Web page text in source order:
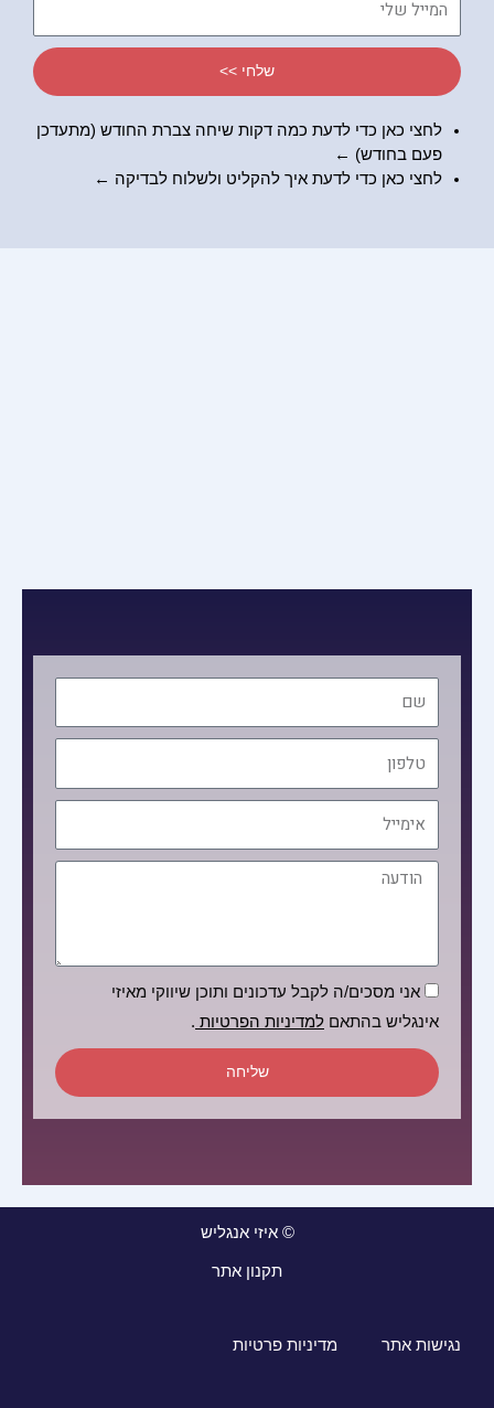
שלחי >>
לחצי כאן כדי לדעת כמה דקות שיחה צברת החודש (מתעדכן
פעם בחודש) ←
לחצי כאן כדי לדעת איך להקליט ולשלוח לבדיקה ←
טלפון
הודעה
הסכמה
אני מסכים/ה לקבל עדכונים ותוכן שיווקי מאיזי
אינגליש בהתאם למדיניות הפרטיות .
שליחה
© איזי אנגליש
תקנון אתר
נגישות אתר מדיניות פרטיות